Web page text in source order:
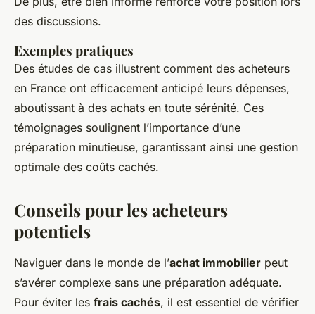
des discussions.
Exemples pratiques
Des études de cas illustrent comment des acheteurs
en France ont efficacement anticipé leurs dépenses,
aboutissant à des achats en toute sérénité. Ces
témoignages soulignent l’importance d’une
préparation minutieuse, garantissant ainsi une gestion
optimale des coûts cachés.
Conseils pour les acheteurs
potentiels
Naviguer dans le monde de l’achat immobilier peut
s’avérer complexe sans une préparation adéquate.
Pour éviter les frais cachés, il est essentiel de vérifier